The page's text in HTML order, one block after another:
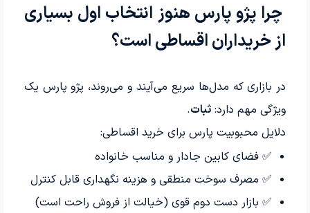
چرا پژو پارس هنوز انتخاب اول بسیاری
از خریداران اقساطی است؟
در بازاری که مدل‌ها سریع می‌آیند و می‌روند، پژو پارس یک
ویژگی مهم دارد: ثبات.
دلایل محبوبیت پارس برای خرید اقساطی:
✅ فضای کابین جادار و مناسب خانواده
✅ مصرف سوخت منطقی و هزینه نگهداری قابل کنترل
✅ بازار دست دوم قوی (خیالت از فروش راحت است)